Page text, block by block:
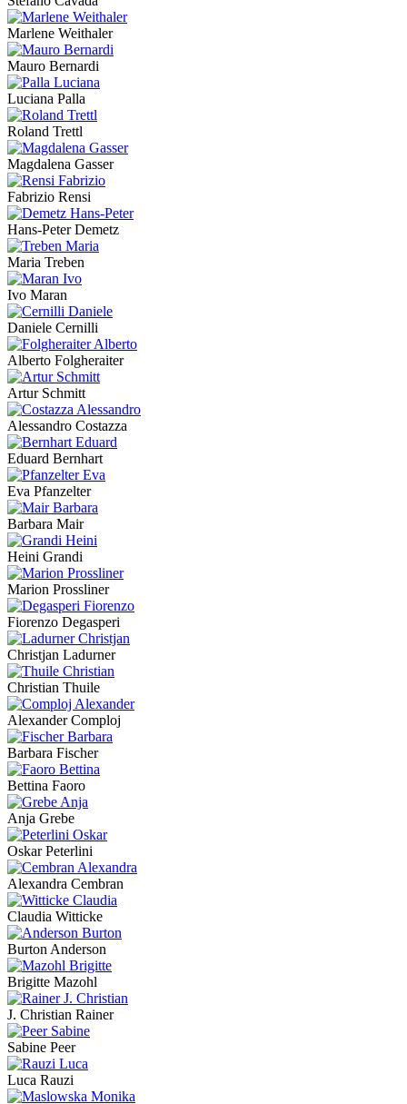
Marlene Weithaler
Mauro Bernardi
Luciana Palla
Roland Trettl
Magdalena Gasser
Fabrizio Rensi
Hans-Peter Demetz
Maria Treben
Ivo Maran
Daniele Cernilli
Alberto Folgheraiter
Artur Schmitt
Alessandro Costazza
Eduard Bernhart
Eva Pfanzelter
Barbara Mair
Heini Grandi
Marion Prossliner
Fiorenzo Degasperi
Christjan Ladurner
Christian Thuile
Alexander Comploj
Barbara Fischer
Bettina Faoro
Anja Grebe
Oskar Peterlini
Alexandra Cembran
Claudia Witticke
Burton Anderson
Brigitte Mazohl
J. Christian Rainer
Sabine Peer
Luca Rauzi